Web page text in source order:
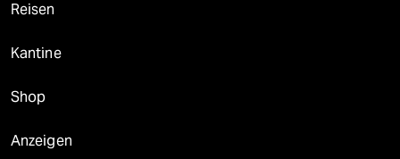
Reisen
Kantine
Shop
Anzeigen